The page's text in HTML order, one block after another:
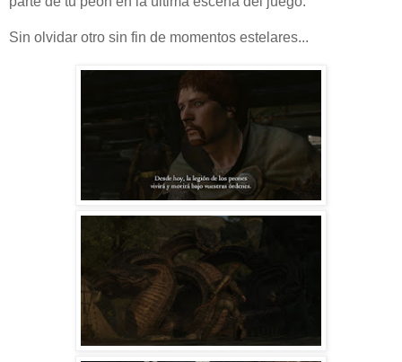
Sin olvidar otro sin fin de momentos estelares...